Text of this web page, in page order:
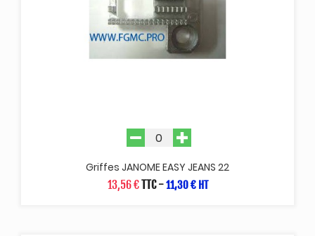
Griffes JANOME EASY JEANS 22
13,56 €TTC-11,30 € HT